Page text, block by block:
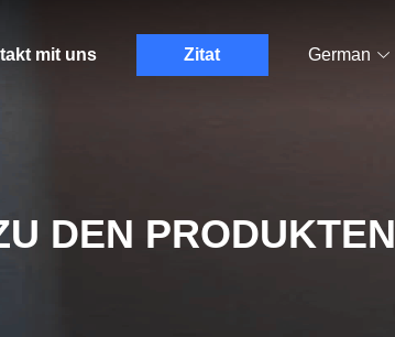
mit uns Zitat German
DEN PRODUKTEN